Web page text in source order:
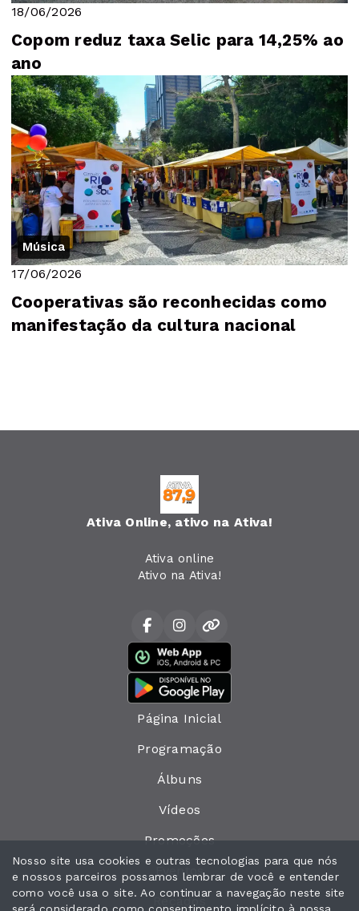
18/06/2026
Copom reduz taxa Selic para 14,25% ao
ano
Música
17/06/2026
Cooperativas são reconhecidas como
manifestação da cultura nacional
Ativa Online, ativo na Ativa!
Ativa online
Ativo na Ativa!
Página Inicial
Programação
Álbuns
Vídeos
Promoções
Eventos
Recados
Nosso site usa cookies e outras tecnologias para que nós
e nossos parceiros possamos lembrar de você e entender
como você usa o site. Ao continuar a navegação neste site